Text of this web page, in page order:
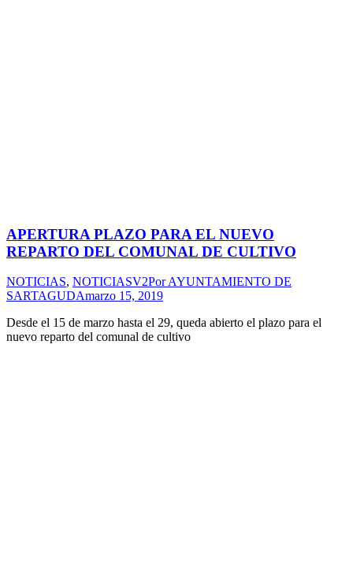
APERTURA PLAZO PARA EL NUEVO
REPARTO DEL COMUNAL DE CULTIVO
NOTICIAS, NOTICIASV2PorAYUNTAMIENTO DE
SARTAGUDAmarzo 15, 2019
Desde el 15 de marzo hasta el 29, queda abierto el plazo para el
nuevo reparto del comunal de cultivo